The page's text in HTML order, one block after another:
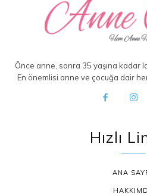
Önce anne, sonra 35 yaşına kadar
En önemlisi anne ve çocuğa dair
Hızlı
ANA